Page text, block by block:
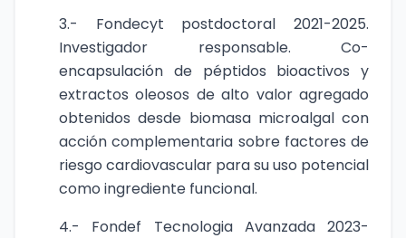
3.- Fondecyt postdoctoral 2021-2025.
Investigador responsable. Co-
encapsulación de péptidos bioactivos y
extractos oleosos de alto valor agregado
obtenidos desde biomasa microalgal con
acción complementaria sobre factores de
riesgo cardiovascular para su uso potencial
como ingrediente funcional.
4.- Fondef Tecnologia Avanzada 2023-